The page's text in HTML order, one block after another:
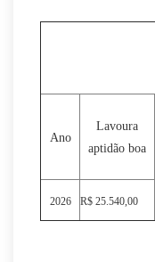
Ano
Lavoura
aptidão boa
2026 R$ 25.540,00